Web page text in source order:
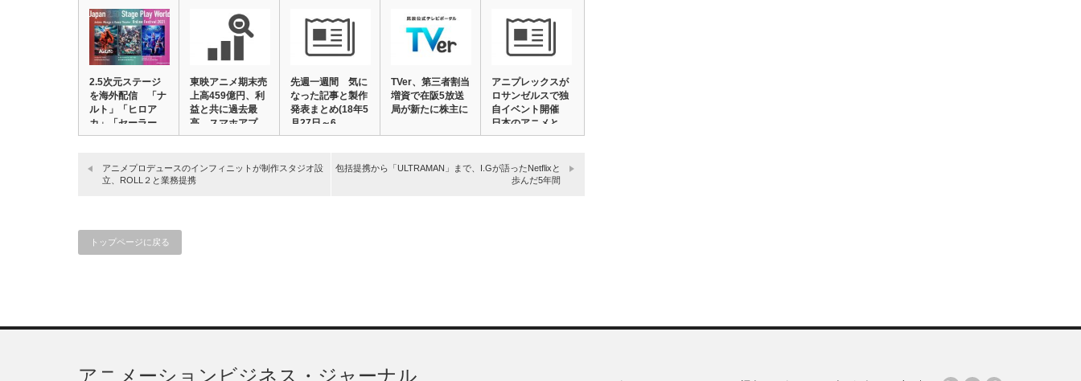
2.5次元ステージ
を海外配信 「ナ
ルト」「ヒロア
カ」「セーラー
ム…
東映アニメ期末売
上高459億円、利
益と共に過去最
高 スマホアプ
リ…
先週一週間 気に
なった記事と製作
発表まとめ(18年5
月27日～6…
TVer、第三者割当
増資で在阪5放送
局が新たに株主に
アニプレックスが
ロサンゼルスで独
自イベント開催
日本のアニメと
テ…
アニメプロデュースのインフィニットが制作スタジオ設
立、ROLL２と業務提携
包括提携から「ULTRAMAN」まで、I.Gが語ったNetflixと
歩んだ5年間
トップページに戻る
アニメーションビジネス・ジャーナル